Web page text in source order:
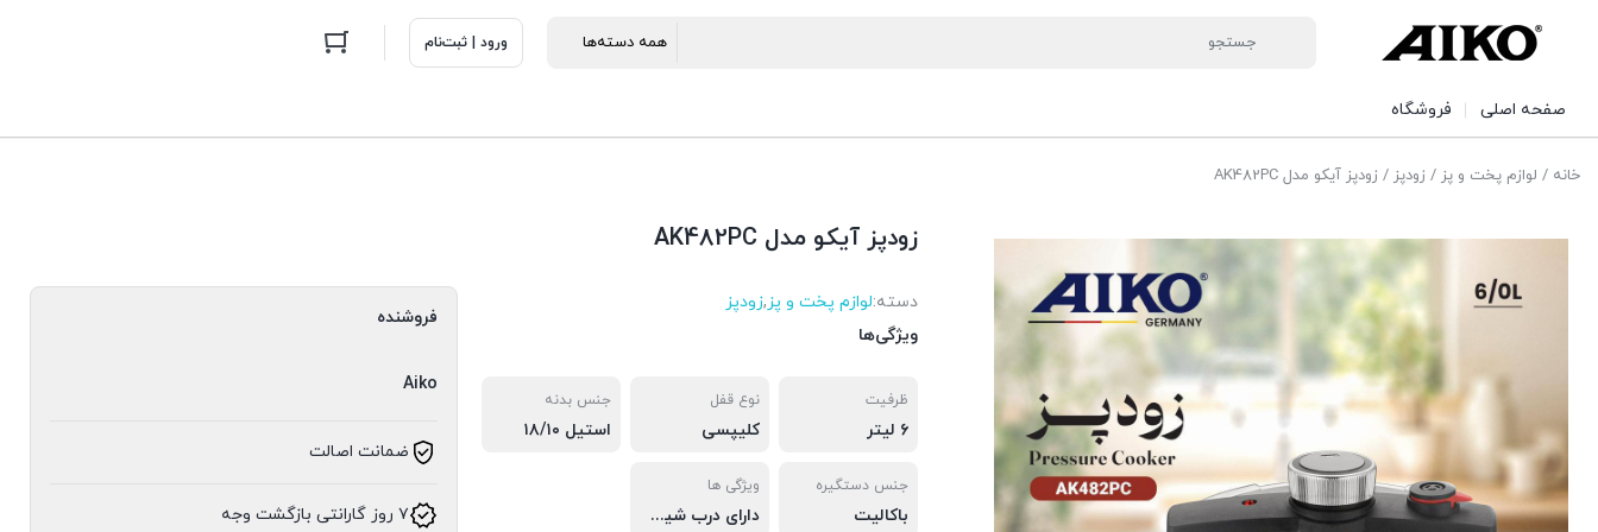
ورود | ثبت‌نام
صفحه اصلی فروشگاه
خانه / لوازم پخت و پز / زودپز / زودپز آیکو مدل AK482PC
زودپز آیکو مدل AK482PC
دسته:لوازم پخت و پز,زودپز
ویژگی‌ها
ظرفیت
۶ لیتر
نوع قفل
کلیپسی
جنس بدنه
استیل ۱۸/۱۰
جنس دستگیره
باکالیت
ویژگی ها
دارای درب شیشه ای و بخارپز
فروشنده
Aiko
ضمانت اصالت
۷ روز گارانتی بازگشت وجه